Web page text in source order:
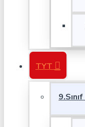
TYT
9.Sınıf